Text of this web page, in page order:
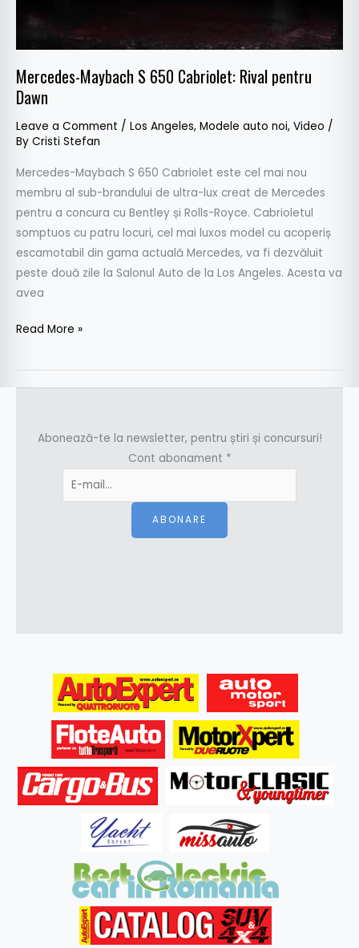
Mercedes-Maybach S 650 Cabriolet: Rival pentru
Dawn
Leave a Comment / Los Angeles, Modele auto noi, Video /
By Cristi Stefan
Mercedes-Maybach S 650 Cabriolet este cel mai nou
membru al sub-brandului de ultra-lux creat de Mercedes
pentru a concura cu Bentley și Rolls-Royce. Cabrioletul
somptuos cu patru locuri, cel mai luxos model cu acoperiș
escamotabil din gama actuală Mercedes, va fi dezvăluit
peste două zile la Salonul Auto de la Los Angeles. Acesta va
avea
Read More »
Abonează-te la newsletter, pentru știri și concursuri!
Cont abonament *
ABONARE